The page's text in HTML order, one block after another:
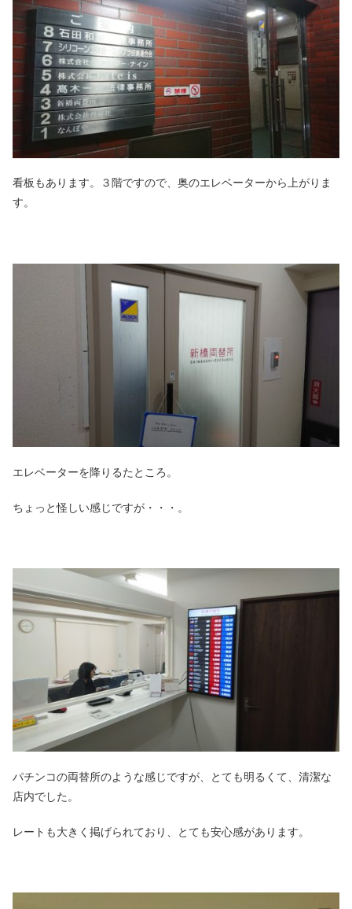
看板もあります。３階ですので、奥のエレベーターから上がりま
す。
エレベーターを降りるたところ。
ちょっと怪しい感じですが・・・。
パチンコの両替所のような感じですが、とても明るくて、清潔な
店内でした。
レートも大きく掲げられており、とても安心感があります。